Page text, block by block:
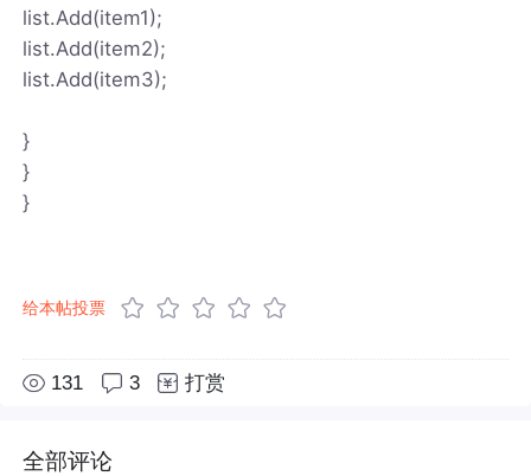
list.Add(item1);
list.Add(item2);
list.Add(item3);
}
}
}
给本帖投票
131 3 打赏
全部评论